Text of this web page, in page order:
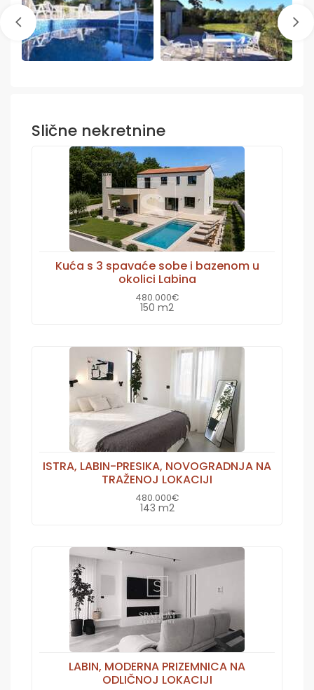
Slične nekretnine
Kuća s 3 spavaće sobe i bazenom u
okolici Labina
480.000€
150 m2
ISTRA, LABIN-PRESIKA, NOVOGRADNJA NA
TRAŽENOJ LOKACIJI
480.000€
143 m2
LABIN, MODERNA PRIZEMNICA NA
ODLIČNOJ LOKACIJI